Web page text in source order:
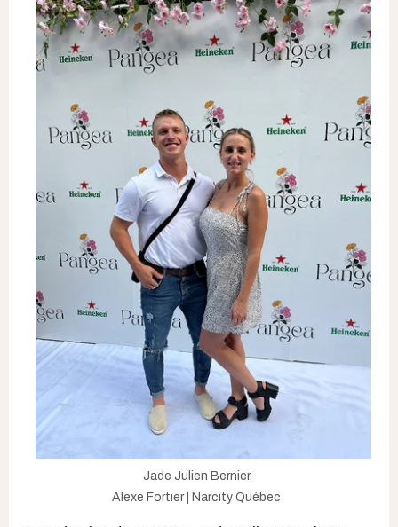
Jade Julien Bernier.
Alexe Fortier | Narcity Québec